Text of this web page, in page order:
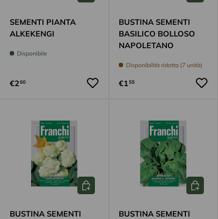
SEMENTI PIANTA
ALKEKENGI
Disponibile
€260
BUSTINA SEMENTI
BASILICO BOLLOSO
NAPOLETANO
Disponibilità ridotta (7 unità)
€155
BUSTINA SEMENTI
Aggiungi al carrello
BUSTINA SEMENTI